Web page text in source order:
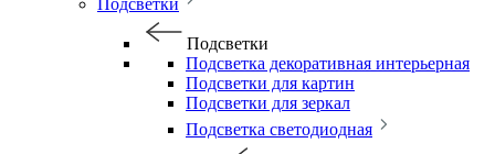
Подсветки
Подсветки
Подсветка декоративная интерьерная
Подсветки для картин
Подсветки для зеркал
Подсветка светодиодная